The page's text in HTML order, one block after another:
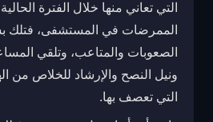
التي تعاني منها خلال الفترة
الممرضات في المستشفى، فتلك
الصعوبات والمتاعب، وتلقي
ونيل النصح والإرشاد للخلاص من
التي تعصف بها.